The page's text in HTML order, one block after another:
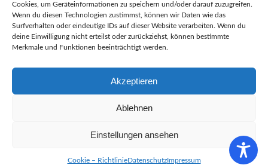
Cookies, um Geräteinformationen zu speichern und/oder darauf zuzugreifen.
Wenn du diesen Technologien zustimmst, können wir Daten wie das
Surfverhalten oder eindeutige IDs auf dieser Website verarbeiten. Wenn du
deine Einwilligung nicht erteilst oder zurückziehst, können bestimmte
Merkmale und Funktionen beeinträchtigt werden.
Akzeptieren
Ablehnen
Einstellungen ansehen
Cookie – RichtlinieDatenschutzImpressum
© BASISDEMOKRATISCHE PARTEI DEUTSCHLAND *
LANDESVERBAND SACHSEN
LANDESVERBAND
SACHSEN | DIEBASIS
BASISDEMOKRATISCHE PARTEI DEUTSCHLAND –